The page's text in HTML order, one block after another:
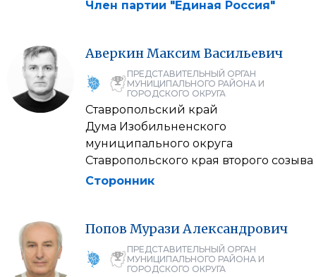
Член партии "Единая Россия"
АверкинМаксим Васильевич
ПРЕДСТАВИТЕЛЬНЫЙ ОРГАН
МУНИЦИПАЛЬНОГО РАЙОНА И
ГОРОДСКОГО ОКРУГА
Ставропольский край
Дума Изобильненского
муниципального округа
Ставропольского края второго созыва
Сторонник
Попов МуразиАлександрович
ПРЕДСТАВИТЕЛЬНЫЙ ОРГАН
МУНИЦИПАЛЬНОГО РАЙОНА И
ГОРОДСКОГО ОКРУГА